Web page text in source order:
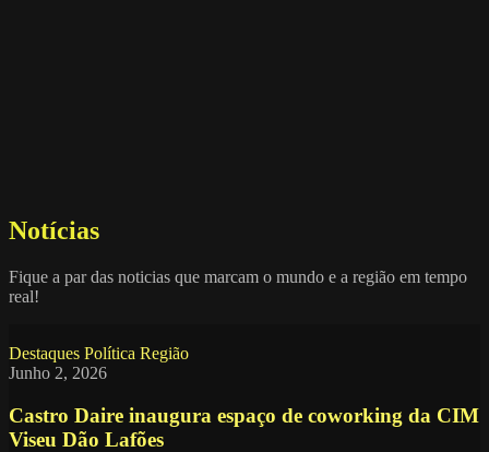
Notícias
Fique a par das noticias que marcam o mundo e a região em tempo
real!
Destaques Política Região
Junho 2, 2026
Castro Daire inaugura espaço de coworking da CIM
Viseu Dão Lafões